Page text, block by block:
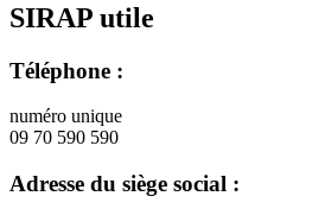
SIRAP utile
Téléphone :
numéro unique
09 70 590 590
Adresse du siège social :